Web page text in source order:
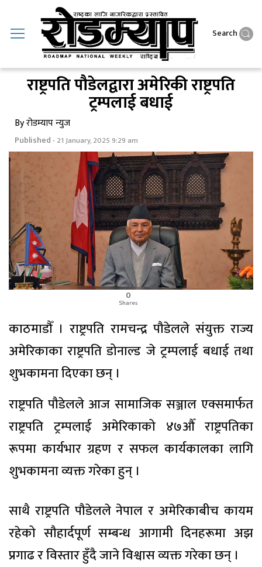
Search
राष्ट्रपति पौडेलद्वारा अमेरिकी राष्ट्रपति
ट्रम्पलाई बधाई
By रोडम्याप न्युज
Published- 21 January, 2025 9:29 am
0
Shares
काठमाडौँ । राष्ट्रपति रामचन्द्र पौडेलले संयुक्त राज्य
अमेरिकाका राष्ट्रपति डोनाल्ड जे ट्रम्पलाई बधाई तथा
शुभकामना दिएका छन् ।
राष्ट्रपति पौडेलले आज सामाजिक सञ्जाल एक्समार्फत
राष्ट्रपति ट्रम्पलाई अमेरिकाको ४७औँ राष्ट्रपतिका
रूपमा कार्यभार ग्रहण र सफल कार्यकालका लागि
शुभकामना व्यक्त गरेका हुन् ।
साथै राष्ट्रपति पौडेलले नेपाल र अमेरिकाबीच कायम
रहेको सौहार्दपूर्ण सम्बन्ध आगामी दिनहरूमा अझ
प्रगाढ र विस्तार हुँदै जाने विश्वास व्यक्त गरेका छन् ।